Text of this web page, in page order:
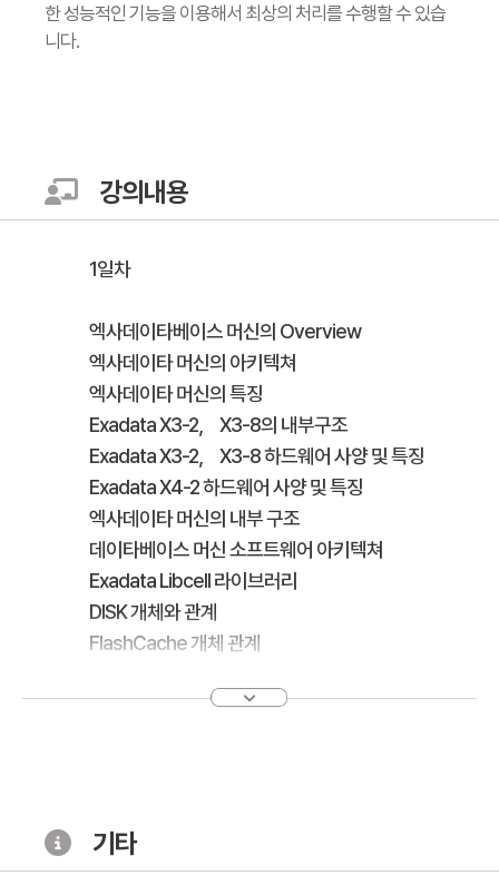
한 성능적인 기능을 이용해서 최상의 처리를 수행할 수 있습
니다.
강의내용
1일차
엑사데이타베이스 머신의 Overview
엑사데이타 머신의 아키텍쳐
엑사데이타 머신의 특징
Exadata X3-2， X3-8의 내부구조
Exadata X3-2， X3-8 하드웨어 사양 및 특징
Exadata X4-2 하드웨어 사양 및 특징
엑사데이타 머신의 내부 구조
데이타베이스 머신 소프트웨어 아키텍쳐
Exadata Libcell 라이브러리
DISK 개체와 관계
FlashCache 개체 관계
Exadata 핵심 기능
INDEX의 비효율
Smart Scan을 활용한 쿼리 예제
기타